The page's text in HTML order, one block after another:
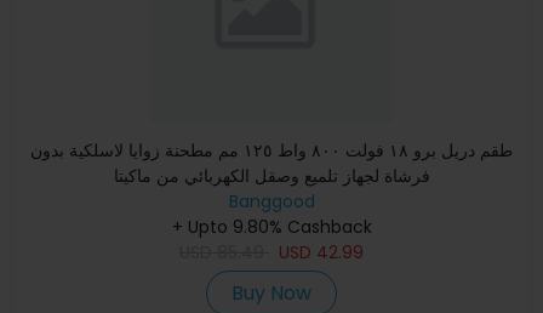
طقم دريل برو ١٨ فولت ٨٠٠ واط ١٢٥ مم مطحنة زوايا لاسلكية بدون
فرشاة لجهاز تلميع وصقل الكهربائي من ماكيتا
Banggood
+ Upto 9.80% Cashback
USD 42.99
Buy Now